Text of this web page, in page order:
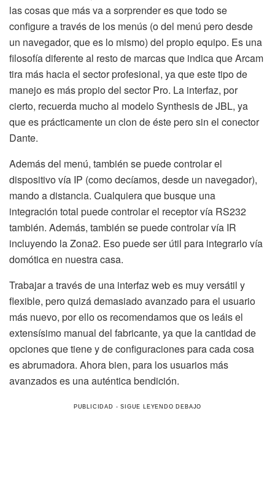
las cosas que más va a sorprender es que todo se
configure a través de los menús (o del menú pero desde
un navegador, que es lo mismo) del propio equipo. Es una
filosofía diferente al resto de marcas que indica que Arcam
tira más hacia el sector profesional, ya que este tipo de
manejo es más propio del sector Pro. La interfaz, por
cierto, recuerda mucho al modelo Synthesis de JBL, ya
que es prácticamente un clon de éste pero sin el conector
Dante.
Además del menú, también se puede controlar el
dispositivo vía IP (como decíamos, desde un navegador),
mando a distancia. Cualquiera que busque una
integración total puede controlar el receptor vía RS232
también. Además, también se puede controlar vía IR
incluyendo la Zona2. Eso puede ser útil para integrarlo vía
domótica en nuestra casa.
Trabajar a través de una interfaz web es muy versátil y
flexible, pero quizá demasiado avanzado para el usuario
más nuevo, por ello os recomendamos que os leáis el
extensísimo manual del fabricante, ya que la cantidad de
opciones que tiene y de configuraciones para cada cosa
es abrumadora. Ahora bien, para los usuarios más
avanzados es una auténtica bendición.